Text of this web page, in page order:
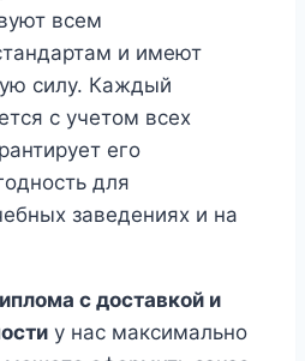
всем
и имеют
силу. Каждый
с учетом всех
его
для
заведениях и на
с доставкой и
у нас максимально